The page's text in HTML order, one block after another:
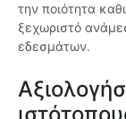
την ποιότητα
ξεχωριστό
εδεσμάτων.